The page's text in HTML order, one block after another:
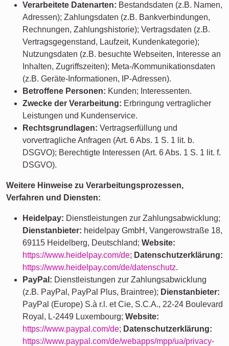
Verarbeitete Datenarten: Bestandsdaten (z.B. Namen,
Adressen); Zahlungsdaten (z.B. Bankverbindungen,
Rechnungen, Zahlungshistorie); Vertragsdaten (z.B.
Vertragsgegenstand, Laufzeit, Kundenkategorie);
Nutzungsdaten (z.B. besuchte Webseiten, Interesse an
Inhalten, Zugriffszeiten); Meta-/Kommunikationsdaten
(z.B. Geräte-Informationen, IP-Adressen).
Betroffene Personen: Kunden; Interessenten.
Zwecke der Verarbeitung: Erbringung vertraglicher
Leistungen und Kundenservice.
Rechtsgrundlagen: Vertragserfüllung und
vorvertragliche Anfragen (Art. 6 Abs. 1 S. 1 lit. b.
DSGVO); Berechtigte Interessen (Art. 6 Abs. 1 S. 1 lit. f.
DSGVO).
Weitere Hinweise zu Verarbeitungsprozessen,
Verfahren und Diensten:
Heidelpay: Dienstleistungen zur Zahlungsabwicklung;
Dienstanbieter: heidelpay GmbH, Vangerowstraße 18,
69115 Heidelberg, Deutschland; Website:
https://www.heidelpay.com/de; Datenschutzerklärung:
https://www.heidelpay.com/de/datenschutz.
PayPal: Dienstleistungen zur Zahlungsabwicklung
(z.B. PayPal, PayPal Plus, Braintree); Dienstanbieter:
PayPal (Europe) S.à r.l. et Cie, S.C.A., 22-24 Boulevard
Royal, L-2449 Luxembourg; Website:
https://www.paypal.com/de; Datenschutzerklärung:
https://www.paypal.com/de/webapps/mpp/ua/privacy-